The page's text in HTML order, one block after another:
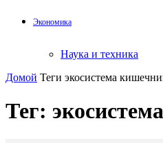
Экономика
Наука и техника
Домой Теги экосистема
Тег: